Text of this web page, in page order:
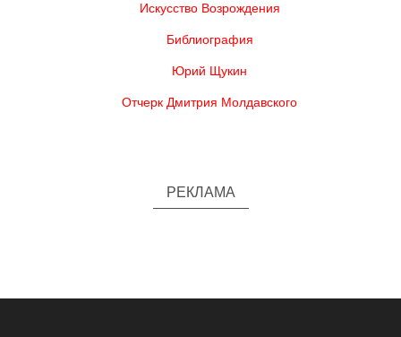
Искусство Возрождения
Библиография
Юрий Щукин
Отчерк Дмитрия Молдавского
РЕКЛАМА